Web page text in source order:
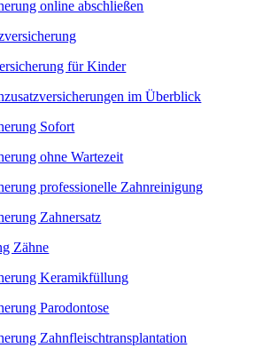
online abschließen
für Kinder
im Überblick
Sofort
ohne Wartezeit
professionelle Zahnreinigung
Zahnersatz
Zähne
Keramikfüllung
Parodontose
Zahnfleischtransplantation